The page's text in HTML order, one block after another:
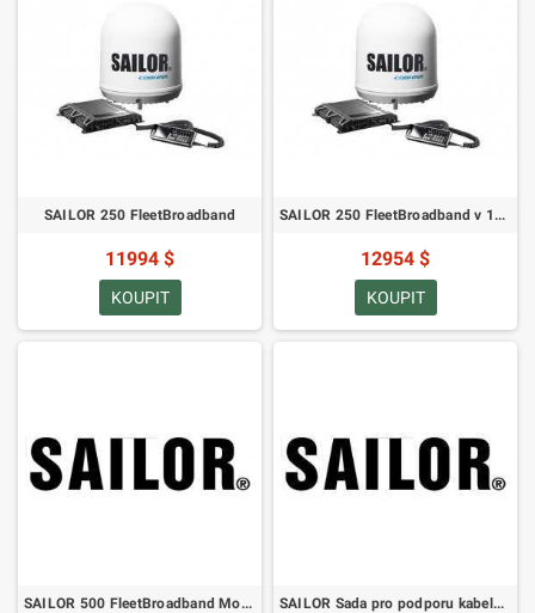
SAILOR 250 FleetBroadband
11994 $
KOUPIT
SAILOR 250 FleetBroadband v 19palcovém racku
12954 $
KOUPIT
SAILOR 500 FleetBroadband Modernizační sada pro SAILOR 250 FleetBroadband SAILOR Sada pro podporu kabelů, Základní